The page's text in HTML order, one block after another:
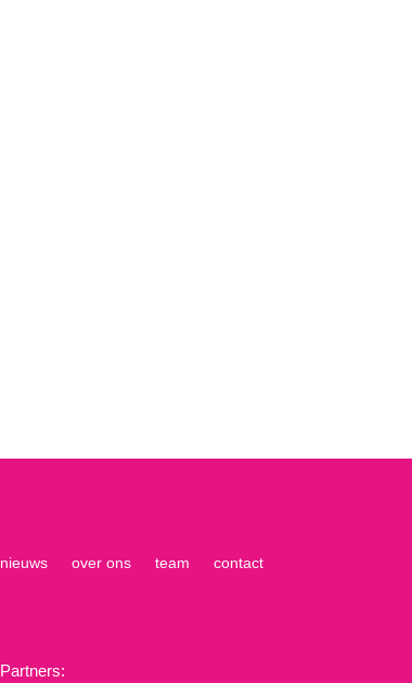
nieuws over ons team contact
Partners: